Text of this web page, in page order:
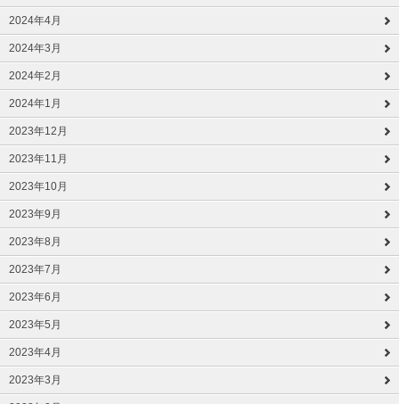
2024年4月
2024年3月
2024年2月
2024年1月
2023年12月
2023年11月
2023年10月
2023年9月
2023年8月
2023年7月
2023年6月
2023年5月
2023年4月
2023年3月